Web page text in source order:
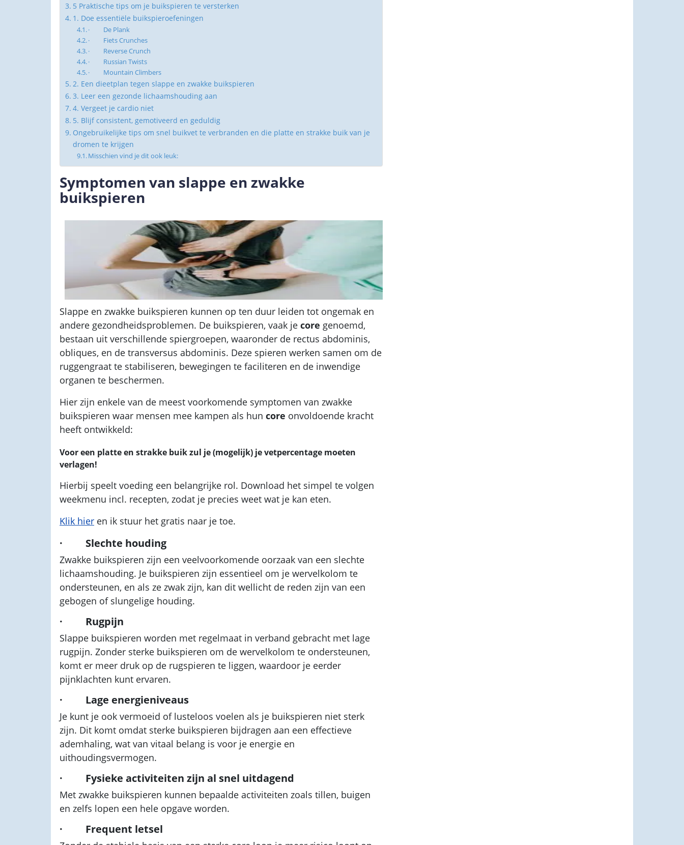
5 Praktische tips om je buikspieren te versterken
1. Doe essentiële buikspieroefeningen
· De Plank
· Fiets Crunches
· Reverse Crunch
· Russian Twists
· Mountain Climbers
2. Een dieetplan tegen slappe en zwakke buikspieren
3. Leer een gezonde lichaamshouding aan
4. Vergeet je cardio niet
5. Blijf consistent, gemotiveerd en geduldig
Ongebruikelijke tips om snel buikvet te verbranden en die platte en strakke buik van je
dromen te krijgen
Misschien vind je dit ook leuk:
Symptomen van slappe en zwakke
buikspieren
Slappe en zwakke buikspieren kunnen op ten duur leiden tot ongemak en
andere gezondheidsproblemen. De buikspieren, vaak je core genoemd,
bestaan uit verschillende spiergroepen, waaronder de rectus abdominis,
obliques, en de transversus abdominis. Deze spieren werken samen om de
ruggengraat te stabiliseren, bewegingen te faciliteren en de inwendige
organen te beschermen.
Hier zijn enkele van de meest voorkomende symptomen van zwakke
buikspieren waar mensen mee kampen als hun core onvoldoende kracht
heeft ontwikkeld:
Voor een platte en strakke buik zul je (mogelijk) je vetpercentage moeten
verlagen!
Hierbij speelt voeding een belangrijke rol. Download het simpel te volgen
weekmenu incl. recepten, zodat je precies weet wat je kan eten.
Klik hier en ik stuur het gratis naar je toe.
· Slechte houding
Zwakke buikspieren zijn een veelvoorkomende oorzaak van een slechte
lichaamshouding. Je buikspieren zijn essentieel om je wervelkolom te
ondersteunen, en als ze zwak zijn, kan dit wellicht de reden zijn van een
gebogen of slungelige houding.
· Rugpijn
Slappe buikspieren worden met regelmaat in verband gebracht met lage
rugpijn. Zonder sterke buikspieren om de wervelkolom te ondersteunen,
komt er meer druk op de rugspieren te liggen, waardoor je eerder
pijnklachten kunt ervaren.
· Lage energieniveaus
Je kunt je ook vermoeid of lusteloos voelen als je buikspieren niet sterk
zijn. Dit komt omdat sterke buikspieren bijdragen aan een effectieve
ademhaling, wat van vitaal belang is voor je energie en
uithoudingsvermogen.
· Fysieke activiteiten zijn al snel uitdagend
Met zwakke buikspieren kunnen bepaalde activiteiten zoals tillen, buigen
en zelfs lopen een hele opgave worden.
· Frequent letsel